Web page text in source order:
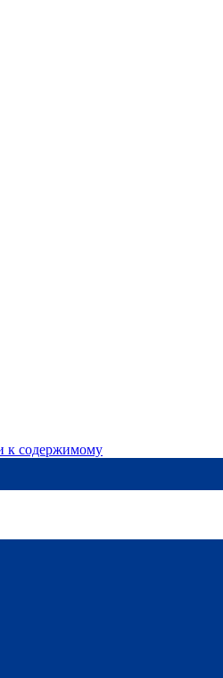
к содержимому